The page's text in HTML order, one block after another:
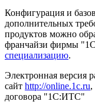
Конфигурация и
дополнительных
продуктов можно
франчайзи фирмы
специализацию.
Электронная версия
сайт http://online.1c.ru,
договора "1С:ИТС"